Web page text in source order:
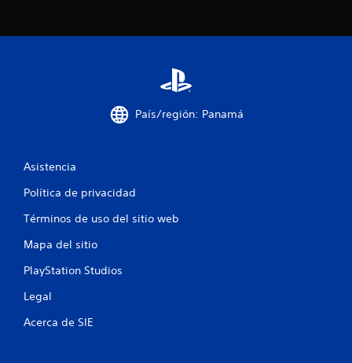
País/región: Panamá
Asistencia
Política de privacidad
Términos de uso del sitio web
Mapa del sitio
PlayStation Studios
Legal
Acerca de SIE